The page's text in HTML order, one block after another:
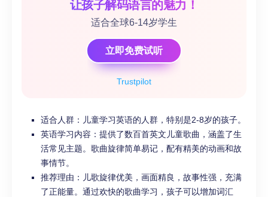
Trustpilot
让孩子解码语言的魅力！
适合全球6-14岁学生
立即免费试听
适合人群：儿童学习英语的人群，特别是2-8岁的孩子。
英语学习内容：提供了数百首英文儿童歌曲，涵盖了生
活常见主题。歌曲旋律简单易记，配有精美的动画和故
事情节。
推荐理由：儿歌旋律优美，画面精良，故事性强，充满
了正能量。通过欢快的歌曲学习，孩子可以增加词汇